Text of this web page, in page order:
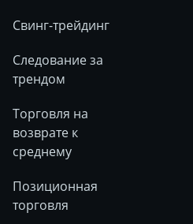
Свинг-трейдинг
Следование за
трендом
Торговля на
возврате к
среднему
Позиционная
торговля